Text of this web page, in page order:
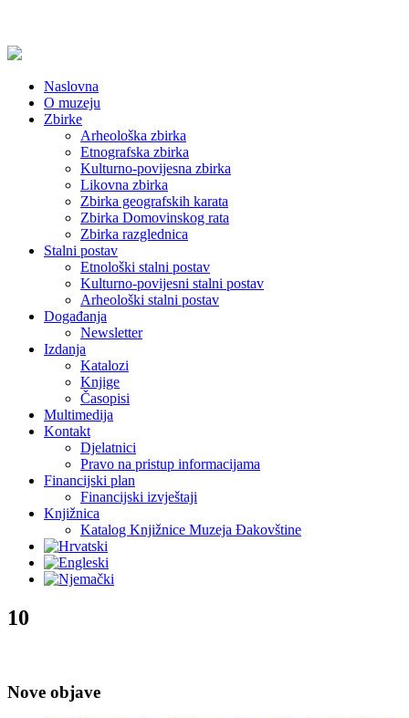
Naslovna
O muzeju
Zbirke
Arheološka zbirka
Etnografska zbirka
Kulturno-povijesna zbirka
Likovna zbirka
Zbirka geografskih karata
Zbirka Domovinskog rata
Zbirka razglednica
Stalni postav
Etnološki stalni postav
Kulturno-povijesni stalni postav
Arheološki stalni postav
Događanja
Newsletter
Izdanja
Katalozi
Knjige
Časopisi
Multimedija
Kontakt
Djelatnici
Pravo na pristup informacijama
Financijski plan
Financijski izvještaji
Knjižnica
Katalog Knjižnice Muzeja Đakovštine
10
Nove objave